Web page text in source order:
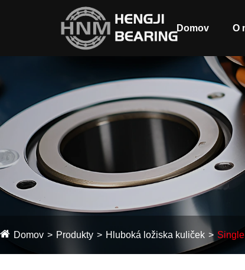
Domov O
Domov Produkty Hluboká ložiska kuliček